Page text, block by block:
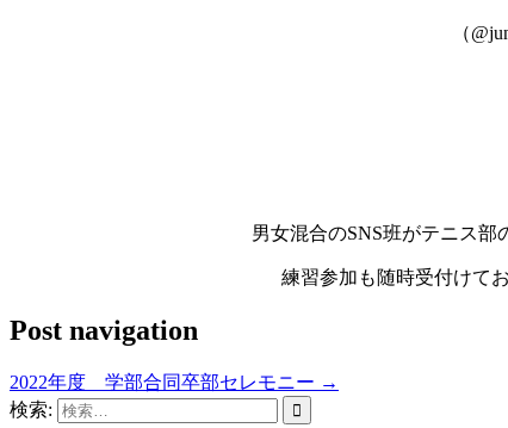
（
男女混合のSNS班がテニス部
練習参加も随時受付けて
Post navigation
2022年度 学部合同卒部セレモニー →
検索: